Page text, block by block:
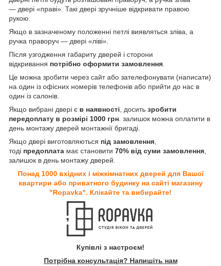
— двері «праві». Такі двері зручніше відкривати правою
рукою.
Якщо в зазначеному положенні петлі виявляться зліва, а
ручка праворуч — двері «ліві».
Після узгодження габариту дверей і сторони
відкривання потрібно оформити замовлення
Це можна зробити через сайт або зателефонувати (написати)
на один із офісних номерів телефонів або прийти до нас в
один із салонів.
Якщо вибрані двері є в наявності , досить зробити
передоплату в розмірі 1000 грн . залишок можна оплатити в
день монтажу дверей монтажнії бригаді.
Якщо двері виготовляються під замовлення
тоді предоплата має становити 70% від суми замовлення
залишок в день монтажу дверей.
Понад 1000 вхідних і міжкімнатних дверей для Вашої
квартири або приватного будинку на сайті магазину
"Ropavka". Клікайте та вибирайте!
Купівлі з настроєм!
Потрібна консультація? Напишіть нам